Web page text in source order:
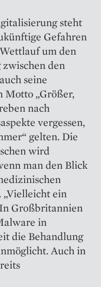
steht
Gefahren
um den
den
seine
Motto „Größer,
nach
vergessen,
gelten. Die
wird
man den Blick
ein
Großbritannien
in
die Behandlung
Auch in